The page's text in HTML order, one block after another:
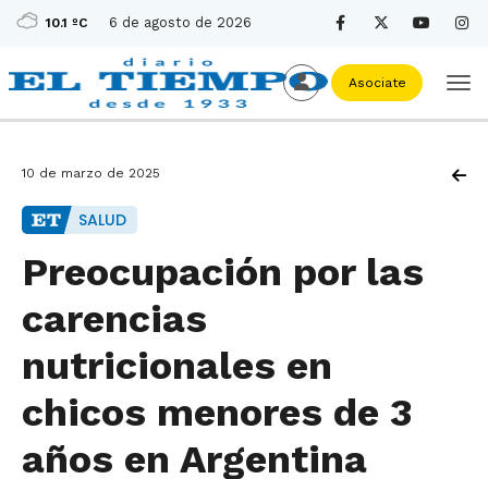
10.1 ºC 6 de agosto de 2026
Asociate
10 de marzo de 2025
SALUD
Preocupación por las
carencias
nutricionales en
chicos menores de 3
años en Argentina